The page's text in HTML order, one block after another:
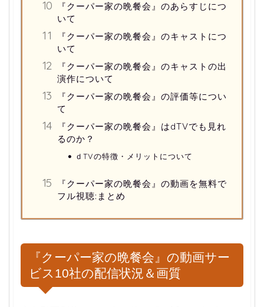
『クーパー家の晩餐会』のあらすじにつ
いて
『クーパー家の晩餐会』のキャストにつ
いて
『クーパー家の晩餐会』のキャストの出
演作について
『クーパー家の晩餐会』の評価等につい
て
『クーパー家の晩餐会』はdTVでも見れ
るのか？
ｄTVの特徴・メリットについて
『クーパー家の晩餐会』の動画を無料で
フル視聴:まとめ
『クーパー家の晩餐会』の動画サー
ビス10社の配信状況＆画質